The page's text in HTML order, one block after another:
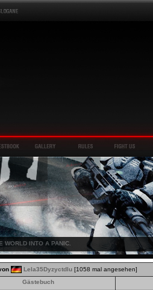
WORLD INTO A PANIC.
Lela35Dyzyctdlu[1058 mal angesehen]
Gästebuch